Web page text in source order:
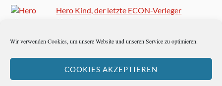
Wir verwenden Cookies, um unsere Website und unseren Service zu optimieren.
COOKIES AKZEPTIEREN
Hero Kind, der letzte ECON-Verleger
101 Aufrufe
Paul Anka: You and I
Arnett Cobb – der Saxophonist, der nicht gehen kann